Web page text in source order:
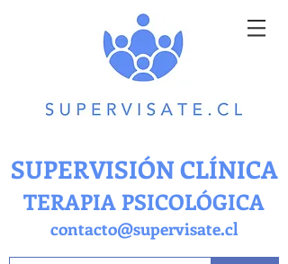
SUPERVISIÓN CLÍNICA
TERAPIA PSICOLÓGICA
contacto@supervisate.cl